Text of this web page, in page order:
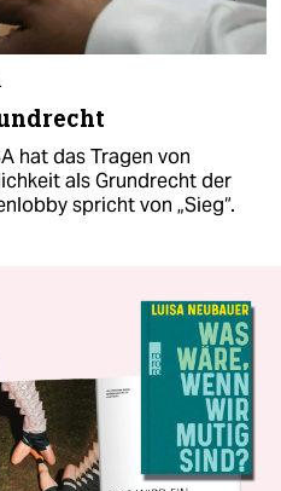
hat das Tragen von
als Grundrecht der
spricht von „Sieg“.